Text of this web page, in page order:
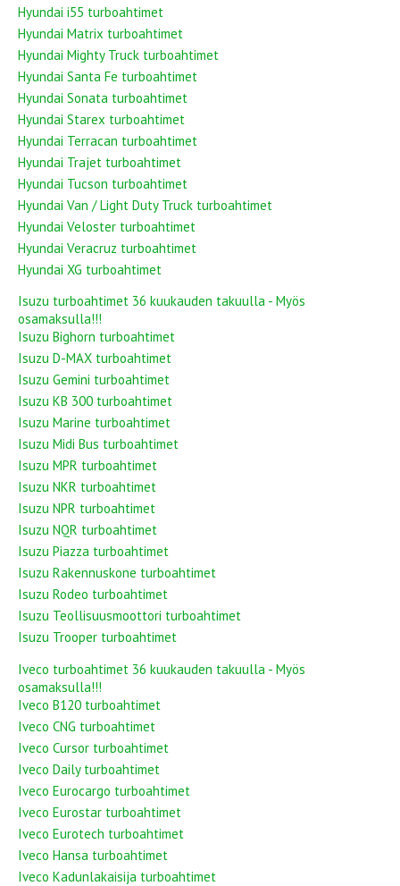
Hyundai i55 turboahtimet
Hyundai Matrix turboahtimet
Hyundai Mighty Truck turboahtimet
Hyundai Santa Fe turboahtimet
Hyundai Sonata turboahtimet
Hyundai Starex turboahtimet
Hyundai Terracan turboahtimet
Hyundai Trajet turboahtimet
Hyundai Tucson turboahtimet
Hyundai Van / Light Duty Truck turboahtimet
Hyundai Veloster turboahtimet
Hyundai Veracruz turboahtimet
Hyundai XG turboahtimet
Isuzu turboahtimet 36 kuukauden takuulla - Myös
osamaksulla!!!
Isuzu Bighorn turboahtimet
Isuzu D-MAX turboahtimet
Isuzu Gemini turboahtimet
Isuzu KB 300 turboahtimet
Isuzu Marine turboahtimet
Isuzu Midi Bus turboahtimet
Isuzu MPR turboahtimet
Isuzu NKR turboahtimet
Isuzu NPR turboahtimet
Isuzu NQR turboahtimet
Isuzu Piazza turboahtimet
Isuzu Rakennuskone turboahtimet
Isuzu Rodeo turboahtimet
Isuzu Teollisuusmoottori turboahtimet
Isuzu Trooper turboahtimet
Iveco turboahtimet 36 kuukauden takuulla - Myös
osamaksulla!!!
Iveco B120 turboahtimet
Iveco CNG turboahtimet
Iveco Cursor turboahtimet
Iveco Daily turboahtimet
Iveco Eurocargo turboahtimet
Iveco Eurostar turboahtimet
Iveco Eurotech turboahtimet
Iveco Hansa turboahtimet
Iveco Kadunlakaisija turboahtimet